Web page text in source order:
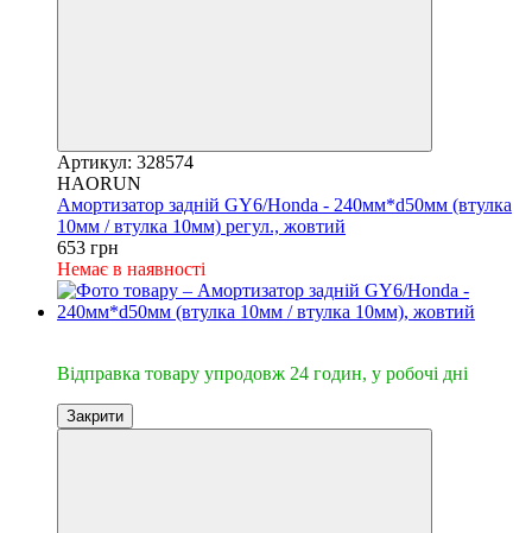
Артикул: 328574
HAORUN
Амортизатор задній GY6/Honda - 240мм*d50мм (втулка
10мм / втулка 10мм) регул., жовтий
653 грн
Немає в наявності
Відправка товару упродовж 24 годин, у робочі дні
Закрити